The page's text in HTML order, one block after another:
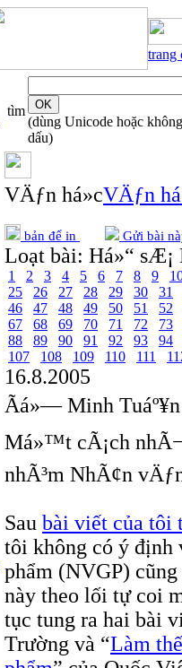
trang
tìm
(dùng Unicode hoặc không
dấu)
VÄƒn há»cVÄƒn
bản để in Gửi bài
Loạt bài: Há»“ sÆ¡
1 2 3 4 5 6 7 8 9
25
26 27 28 29 30
31
46
47 48 49 50 51
52
67
68 69 70 71 72
73
88
89 90 91 92 93
94
107
108 109 110 111
16.8.2005
Ãá»— Minh Tuáº¥n
Má»™t cÃ¡ch
nhÃ³m NhÃ¢n
Sau bài viết của tôi
tôi không có ý định
phẩm (NVGP)
này theo lối tự coi
tục tung ra hai bài
Trường và “Làm